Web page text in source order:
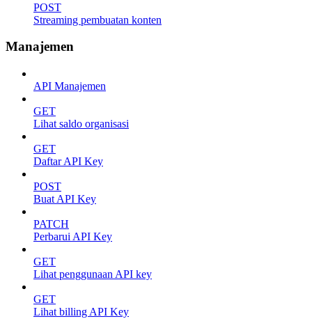
POST
Streaming pembuatan konten
Manajemen
API Manajemen
GET
Lihat saldo organisasi
GET
Daftar API Key
POST
Buat API Key
PATCH
Perbarui API Key
GET
Lihat penggunaan API key
GET
Lihat billing API Key